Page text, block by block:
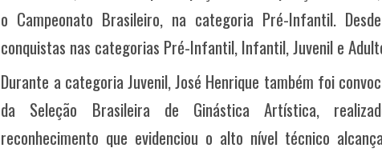
o Campeonato Brasileiro, na categoria Pré-Infantil.
conquistas nas categorias Pré-Infantil, Infantil, Juvenil e
Durante a categoria Juvenil, José Henrique também foi
da Seleção Brasileira de Ginástica Artística,
reconhecimento que evidenciou o alto nível técnico